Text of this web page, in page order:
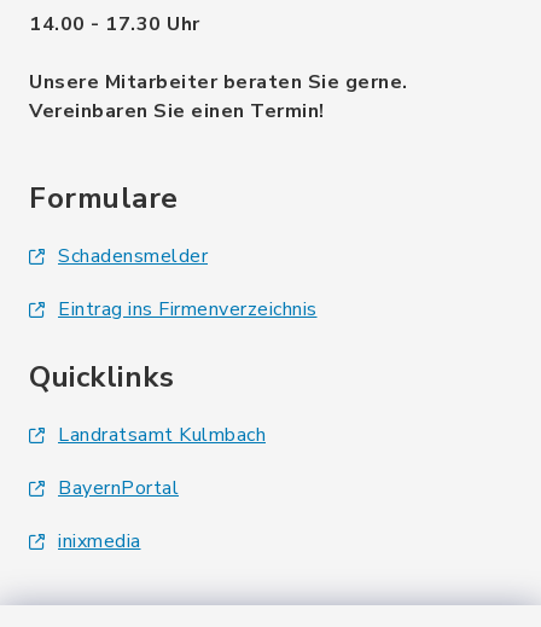
14.00 - 17.30 Uhr
Unsere Mitarbeiter beraten Sie gerne.
Vereinbaren Sie einen Termin!
Formulare
Schadensmelder
Eintrag ins Firmenverzeichnis
Quicklinks
Landratsamt Kulmbach
BayernPortal
inixmedia